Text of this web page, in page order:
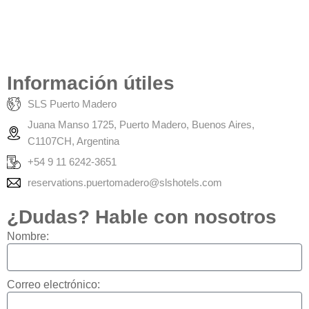
Información útiles
SLS Puerto Madero
Juana Manso 1725, Puerto Madero, Buenos Aires,
C1107CH, Argentina
+54 9 11 6242-3651
reservations.puertomadero@slshotels.com
¿Dudas? Hable con nosotros
Nombre:
Correo electrónico: